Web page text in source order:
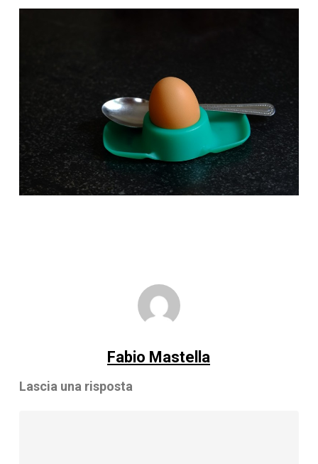
Fabio Mastella
Lascia una risposta